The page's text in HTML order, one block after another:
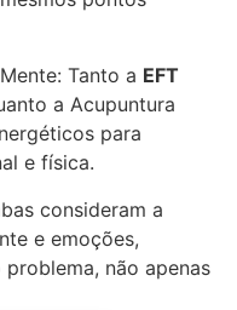
Tanto a EFT
a Acupuntura
para
e física.
consideram a
e emoções,
não apenas